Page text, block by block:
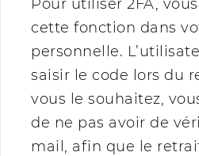
Pour utiliser 2FA,
cette fonction dans
personnelle.
saisir le code lors du
vous le souhaitez,
de ne pas avoir de
mail, afin que le